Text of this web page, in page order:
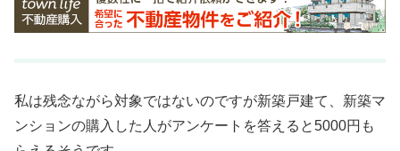
私は残念ながら対象ではないのですが新築戸建て、新築マ
ンションの購入した人がアンケートを答えると5000円も